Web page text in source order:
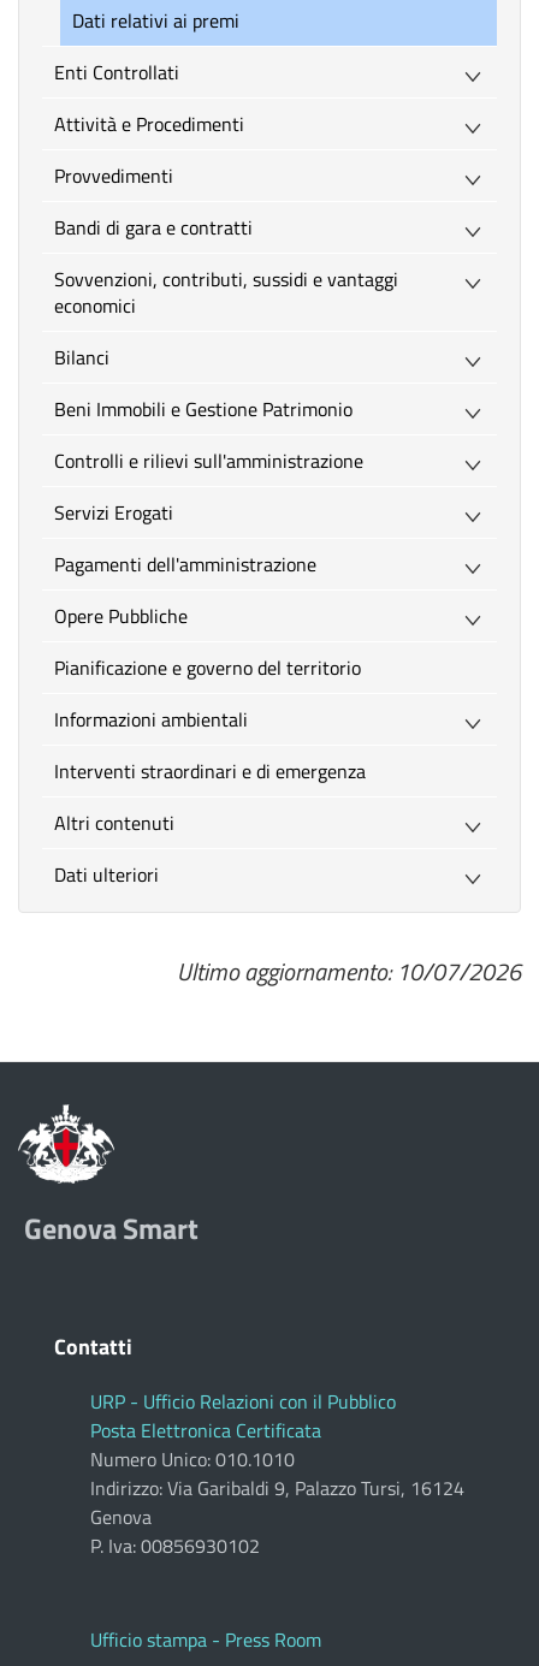
Dati relativi ai premi
Enti Controllati
Attività e Procedimenti
Provvedimenti
Bandi di gara e contratti
Sovvenzioni, contributi, sussidi e vantaggi
economici
Bilanci
Beni Immobili e Gestione Patrimonio
Controlli e rilievi sull'amministrazione
Servizi Erogati
Pagamenti dell'amministrazione
Opere Pubbliche
Pianificazione e governo del territorio
Informazioni ambientali
Interventi straordinari e di emergenza
Altri contenuti
Dati ulteriori
Ultimo aggiornamento: 10/07/2026
Genova Smart
Contatti
URP - Ufficio Relazioni con il Pubblico
Posta Elettronica Certificata
Numero Unico: 010.1010
Indirizzo: Via Garibaldi 9, Palazzo Tursi, 16124
Genova
P. Iva: 00856930102
Ufficio stampa - Press Room